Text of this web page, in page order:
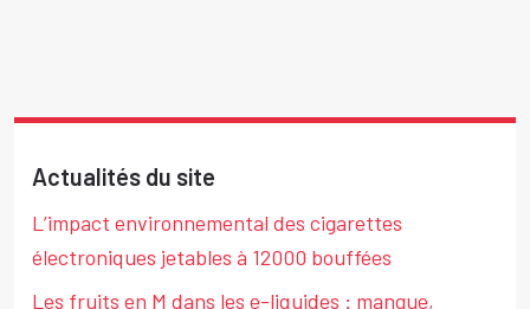
Actualités du site
L’impact environnemental des cigarettes
électroniques jetables à 12000 bouffées
Les fruits en M dans les e-liquides : mangue,